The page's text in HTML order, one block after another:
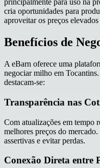
principalmente para uso na
cria oportunidades para
aproveitar os preços
Benefícios de
A eBarn oferece uma
negociar milho em
destacam-se:
Transparência nas
Com atualizações em tempo
melhores preços do
assertivas e evitar perdas.
Conexão Direta entre